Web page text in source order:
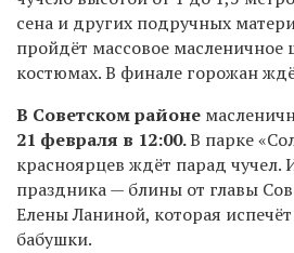
сена и других подручных
пройдёт массовое масленичное
костюмах. В финале горожан
В Советском районе
21 февраля в 12:00.В парке
красноярцев ждёт парад чучел.
праздника — блины от главы
Елены Ланиной, которая
бабушки.